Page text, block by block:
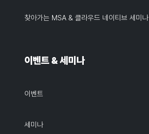
찾아가는 MSA & 클라우드 네이티브 세미나
이벤트 & 세미나
이벤트
세미나